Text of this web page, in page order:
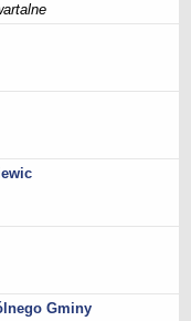
Gminy